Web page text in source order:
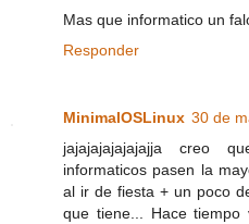
Mas que informatico un
Responder
MinimalOSLinux 30 de
jajajajajajajajja creo
informaticos pasen la
al ir de fiesta + un poco
que tiene... Hace